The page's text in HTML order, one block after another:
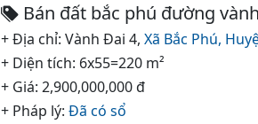
Bán đất bắc phú đường
+ Địa chỉ: Vành Đai 4, Xã Bắc Phú,
+ Diện tích: 6x55=220 m²
+ Giá: 2,900,000,000 đ
+ Pháp lý: Đã có sổ